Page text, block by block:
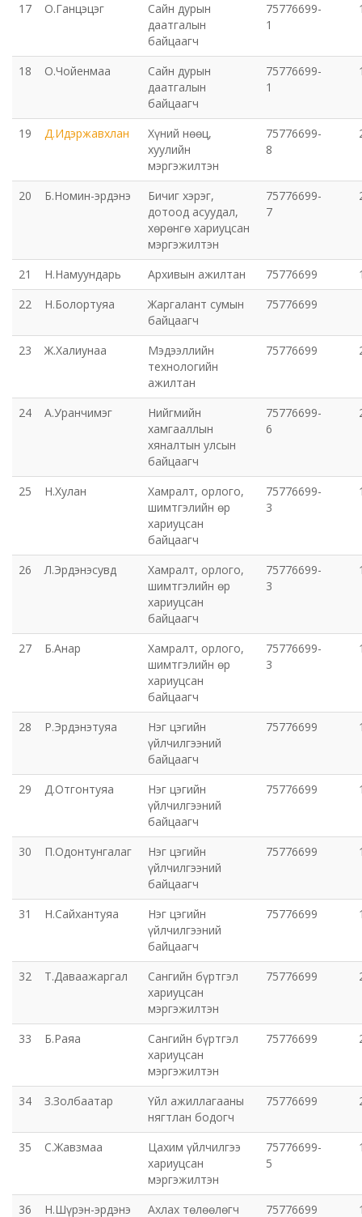
17 О.Ганцэцэг
Сайн дурын
даатгалын
байцаагч
75776699-
1
18 О.Чойенмаа
Сайн дурын
даатгалын
байцаагч
75776699-
1
19 Д.Идэржавхлан
Хүний нөөц,
хуулийн
мэргэжилтэн
75776699-
8
20 Б.Номин-эрдэнэ
Бичиг хэрэг,
дотоод асуудал,
хөрөнгө хариуцсан
мэргэжилтэн
75776699-
7
21 Н.Намуундарь Архивын ажилтан 75776699
22
Н.Болортуяа
Жаргалант сумын
байцаагч
75776699
23 Ж.Халиунаа
Мэдээллийн
технологийн
ажилтан
75776699
24 А.Уранчимэг
Нийгмийн
хамгааллын
хяналтын улсын
байцаагч
75776699-
6
25 Н.Хулан
Хамралт, орлого,
шимтгэлийн өр
хариуцсан
байцаагч
75776699-
3
26 Л.Эрдэнэсувд
Хамралт, орлого,
шимтгэлийн өр
хариуцсан
байцаагч
75776699-
3
27 Б.Анар
Хамралт, орлого,
шимтгэлийн өр
хариуцсан
байцаагч
75776699-
3
28 Р.Эрдэнэтуяа
Нэг цэгийн
үйлчилгээний
байцаагч
75776699
29 Д.Отгонтуяа
Нэг цэгийн
үйлчилгээний
байцаагч
75776699
30 П.Одонтунгалаг
Нэг цэгийн
үйлчилгээний
байцаагч
75776699
31 Н.Сайхантуяа
Нэг цэгийн
үйлчилгээний
байцаагч
75776699
32 Т.Даваажаргал
Сангийн бүртгэл
хариуцсан
мэргэжилтэн
75776699
33 Б.Раяа
Сангийн бүртгэл
хариуцсан
мэргэжилтэн
75776699
34 З.Золбаатар
Үйл ажиллагааны
нягтлан бодогч
75776699
35 С.Жавзмаа
Цахим үйлчилгээ
хариуцсан
мэргэжилтэн
75776699-
5
36 Н.Шүрэн-эрдэнэ Ахлах төлөөлөгч 75776699